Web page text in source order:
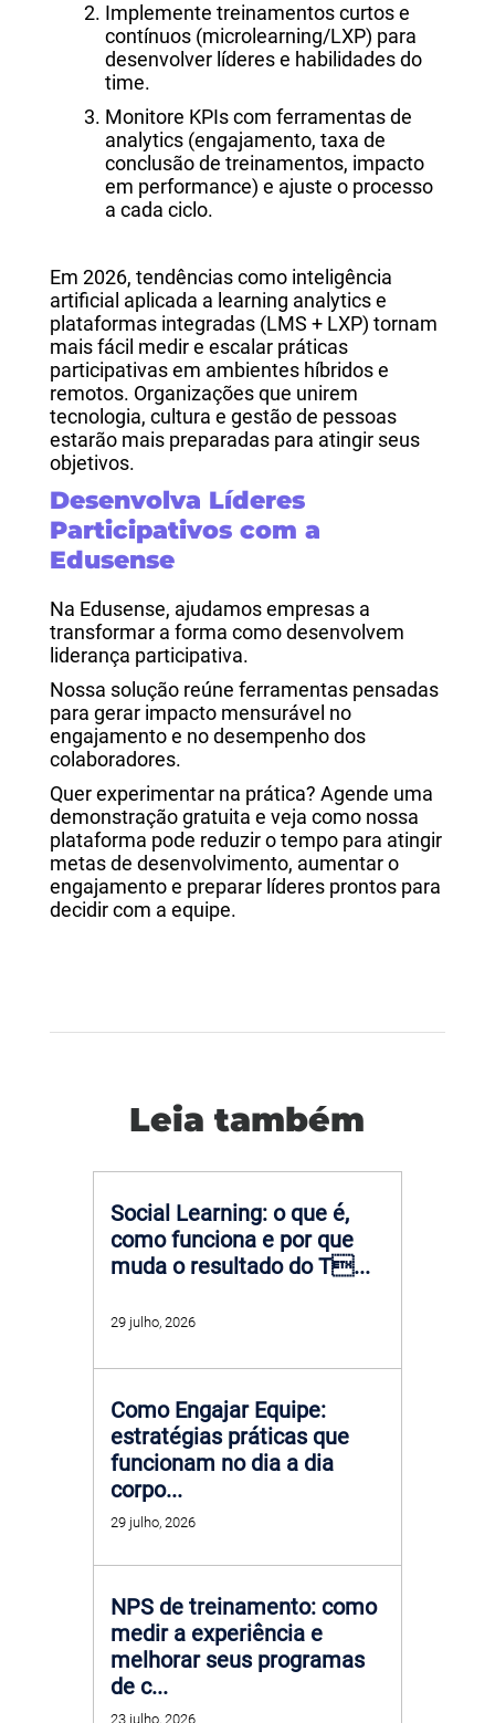
Implemente treinamentos curtos e
contínuos (microlearning/LXP) para
desenvolver líderes e habilidades do
time.
Monitore KPIs com ferramentas de
analytics (engajamento, taxa de
conclusão de treinamentos, impacto
em performance) e ajuste o processo
a cada ciclo.
Em 2026, tendências como inteligência
artificial aplicada a learning analytics e
plataformas integradas (LMS + LXP) tornam
mais fácil medir e escalar práticas
participativas em ambientes híbridos e
remotos. Organizações que unirem
tecnologia, cultura e gestão de pessoas
estarão mais preparadas para atingir seus
objetivos.
Desenvolva Líderes
Participativos com a
Edusense
Na Edusense, ajudamos empresas a
transformar a forma como desenvolvem
liderança participativa.
Nossa solução reúne ferramentas pensadas
para gerar impacto mensurável no
engajamento e no desempenho dos
colaboradores.
Quer experimentar na prática? Agende uma
demonstração gratuita e veja como nossa
plataforma pode reduzir o tempo para atingir
metas de desenvolvimento, aumentar o
engajamento e preparar líderes prontos para
decidir com a equipe.
Leia também
Social Learning: o que é,
como funciona e por que
muda o resultado do T...
29 julho, 2026
Como Engajar Equipe:
estratégias práticas que
funcionam no dia a dia
corpo...
29 julho, 2026
NPS de treinamento: como
medir a experiência e
melhorar seus programas
de c...
23 julho, 2026